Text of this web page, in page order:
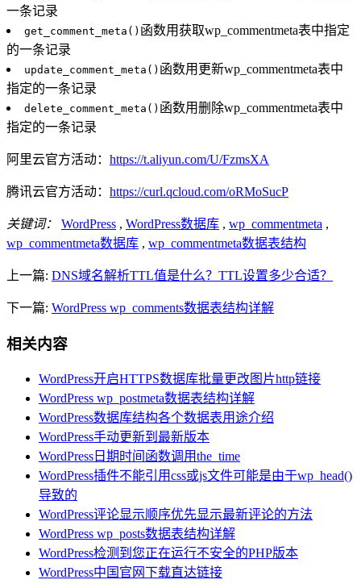
一条记录
get_comment_meta() 函数用获取wp_commentmeta表中指定
的一条记录
update_comment_meta() 函数用更新wp_commentmeta表中
指定的一条记录
delete_comment_meta() 函数用删除wp_commentmeta表中
指定的一条记录
阿里云官方活动： https://t.aliyun.com/U/FzmsXA
腾讯云官方活动： https://curl.qcloud.com/oRMoSucP
关键词： WordPress , WordPress数据库 , wp_commentmeta ,
wp_commentmeta数据库 , wp_commentmeta数据表结构
上一篇: DNS域名解析TTL值是什么？TTL设置多少合适？
下一篇: WordPress wp_comments数据表结构详解
相关内容
WordPress开启HTTPS数据库批量更改图片http链接
WordPress wp_postmeta数据表结构详解
WordPress数据库结构各个数据表用途介绍
WordPress手动更新到最新版本
WordPress日期时间函数调用the_time
WordPress插件不能引用css或js文件可能是由于wp_head()
导致的
WordPress评论显示顺序优先显示最新评论的方法
WordPress wp_posts数据表结构详解
WordPress检测到您正在运行不安全的PHP版本
WordPress中国官网下载直达链接